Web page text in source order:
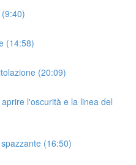
(14:58)
(20:09)
l'oscurità e la linea del
(16:50)